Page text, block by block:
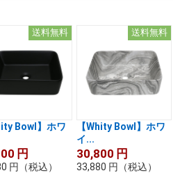
送料無料
Bowl】ホワ
円
円 （税込）
送料無料
【Whity Bowl】ホワ
イ...
30,800 円
33,880 円 （税込）